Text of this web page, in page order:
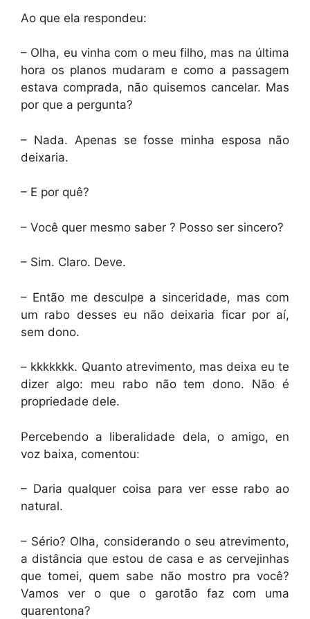
Ao que ela respondeu:
– Olha, eu vinha com o meu filho, mas na última
hora os planos mudaram e como a passagem
estava comprada, não quisemos cancelar. Mas
por que a pergunta?
– Nada. Apenas se fosse minha esposa não
deixaria.
– E por quê?
– Você quer mesmo saber ? Posso ser sincero?
– Sim. Claro. Deve.
– Então me desculpe a sinceridade, mas com
um rabo desses eu não deixaria ficar por aí,
sem dono.
– kkkkkkk. Quanto atrevimento, mas deixa eu te
dizer algo: meu rabo não tem dono. Não é
propriedade dele.
Percebendo a liberalidade dela, o amigo, en
voz baixa, comentou:
– Daria qualquer coisa para ver esse rabo ao
natural.
– Sério? Olha, considerando o seu atrevimento,
a distância que estou de casa e as cervejinhas
que tomei, quem sabe não mostro pra você?
Vamos ver o que o garotão faz com uma
quarentona?